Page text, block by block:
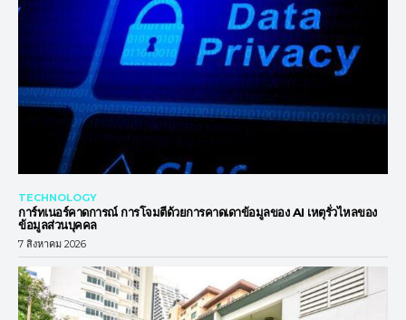
TECHNOLOGY
การ์ทเนอร์คาดการณ์ การโจมตีด้วยการคาดเดาข้อมูลของ AI เหตุรั่วไหลของ
ข้อมูลส่วนบุคคล
7 สิงหาคม 2026